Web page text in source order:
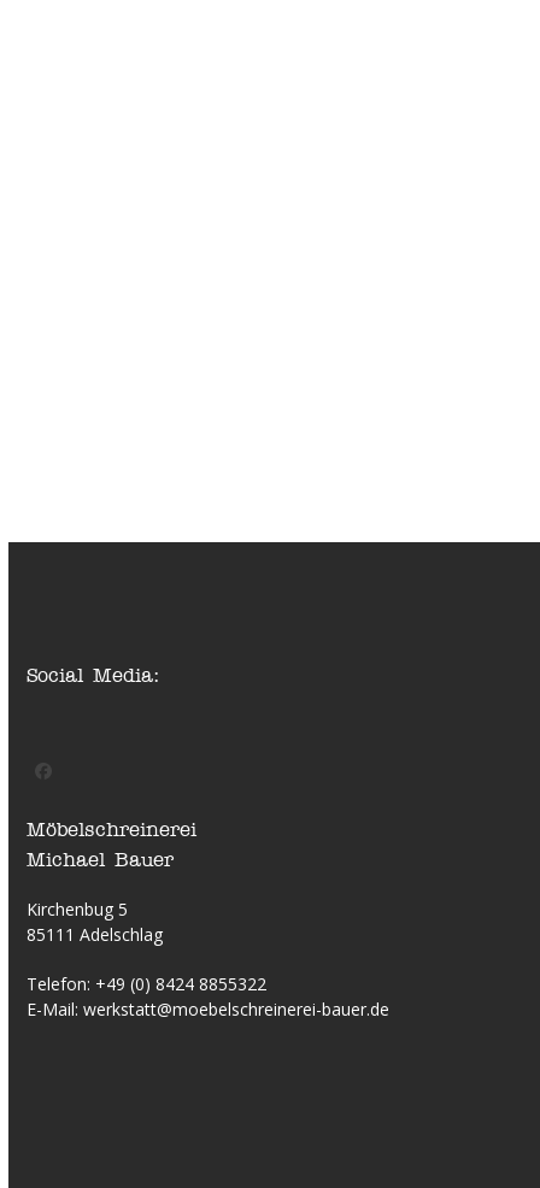
Social Media:
Möbelschreinerei
Michael Bauer
Kirchenbug 5
85111 Adelschlag
Telefon: +49 (0) 8424 8855322
E-Mail:werkstatt@moebelschreinerei-bauer.de